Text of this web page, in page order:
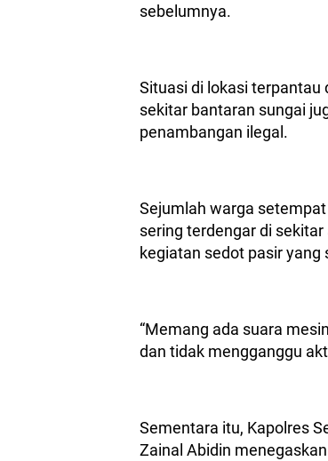
sebelumnya.
Situasi di lokasi
sekitar bantaran sungai
penambangan ilegal.
Sejumlah warga
sering terdengar di
kegiatan sedot pasir
“Memang ada suara
dan tidak mengganggu
Sementara itu, Kapolres
Zainal Abidin